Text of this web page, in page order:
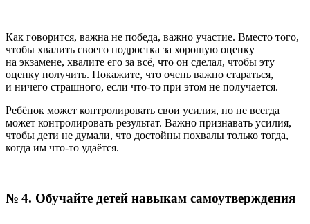
Как говорится, важна не победа, важно участие. Вместо того,
чтобы хвалить своего подростка за хорошую оценку
на экзамене, хвалите его за всё, что он сделал, чтобы эту
оценку получить. Покажите, что очень важно стараться,
и ничего страшного, если что-то при этом не получается.
Ребёнок может контролировать свои усилия, но не всегда
может контролировать результат. Важно признавать усилия,
чтобы дети не думали, что достойны похвалы только тогда,
когда им что-то удаётся.
№ 4. Обучайте детей навыкам самоутверждения